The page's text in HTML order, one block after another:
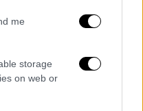
me
storage
on web or
σχόλια θα